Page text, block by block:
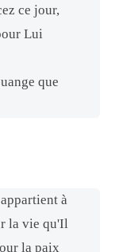
ce jour,
Lui
que
à
la vie qu'Il
la paix